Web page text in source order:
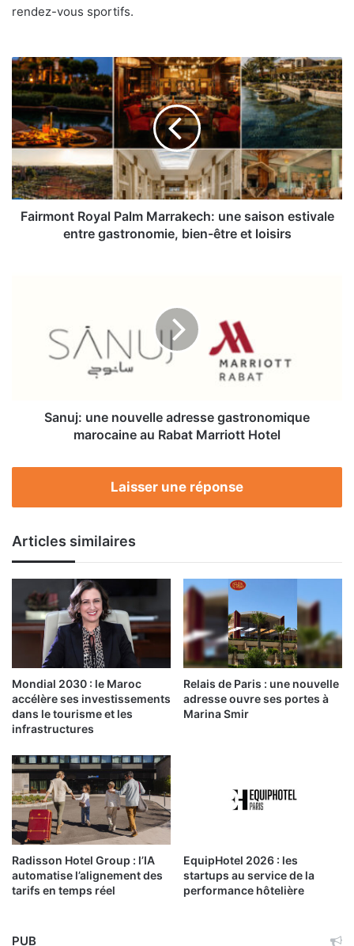
rendez-vous sportifs.
Fairmont
Royal
Palm
Marrakech:
une
saison
estivale
entre
gastronomie,
bien-
Fairmont Royal Palm Marrakech: une saison estivale
entre gastronomie, bien-être et loisirs
gastronomique
marocaine
Sanuj: une nouvelle adresse gastronomique
marocaine au Rabat Marriott Hotel
Laisser une réponse
Articles similaires
Mondial 2030 : le Maroc
accélère ses investissements
dans le tourisme et les
infrastructures
Relais de Paris : une nouvelle
adresse ouvre ses portes à
Marina Smir
Radisson Hotel Group : l’IA
automatise l’alignement des
tarifs en temps réel
EquipHotel 2026 : les
startups au service de la
performance hôtelière
PUB